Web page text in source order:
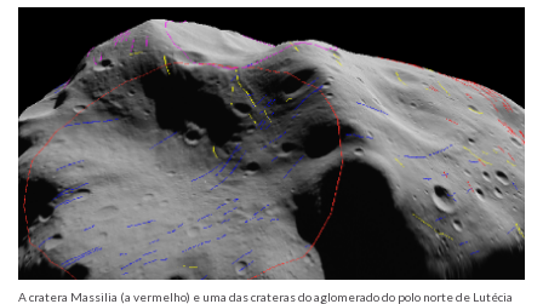
A cratera Massilia (a vermelho) e uma das crateras do aglomerado do polo norte de Lutécia